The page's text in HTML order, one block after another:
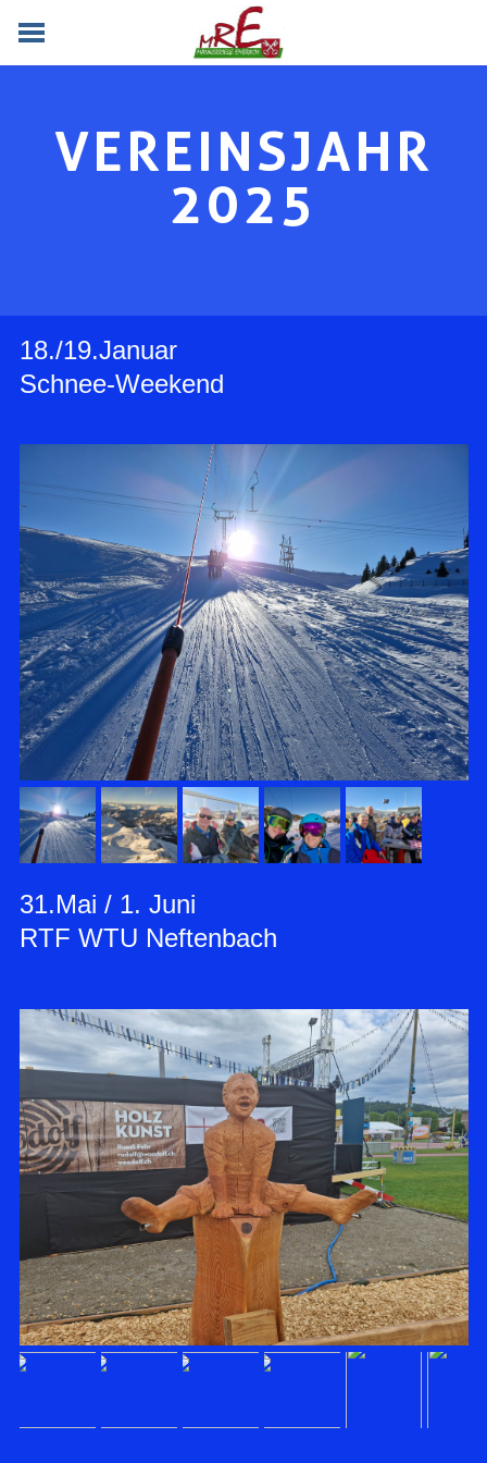
VEREIN
LAUFENDES
BILDER
VEREINSJAHR
2025
18./19.Januar
Schnee-Weekend
31.Mai / 1. Juni
RTF WTU Neftenbach